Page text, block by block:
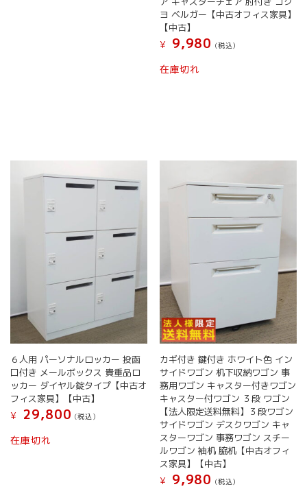
ヨ ベルガー【中古オフィス家具】
【中古】
¥
9,980 (税込）
在庫切れ
６人用 パーソナルロッカー 投函
口付き メールボックス 貴重品ロ
ッカー ダイヤル錠タイプ【中古オ
フィス家具】【中古】
¥
29,800 (税込）
在庫切れ
カギ付き 鍵付き ホワイト色 イン
サイドワゴン 机下収納ワゴン 事
務用ワゴン キャスター付きワゴン
キャスター付ワゴン ３段 ワゴン
【法人限定送料無料】３段ワゴン
サイドワゴン デスクワゴン キャ
スターワゴン 事務ワゴン スチー
ルワゴン 袖机 脇机【中古オフィ
ス家具】【中古】
¥
9,980 (税込）